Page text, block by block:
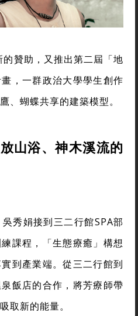
贊助，又推出第二屆「地
，一群政治大學學生創作
、蝴蝶共享的建築模型。
山浴、神木溪流的
秀娟接到三二行館SPA部
課程，「生態療癒」構想
到產業端。從三二行館到
飯店的合作，將芳療師帶
取新的能量。